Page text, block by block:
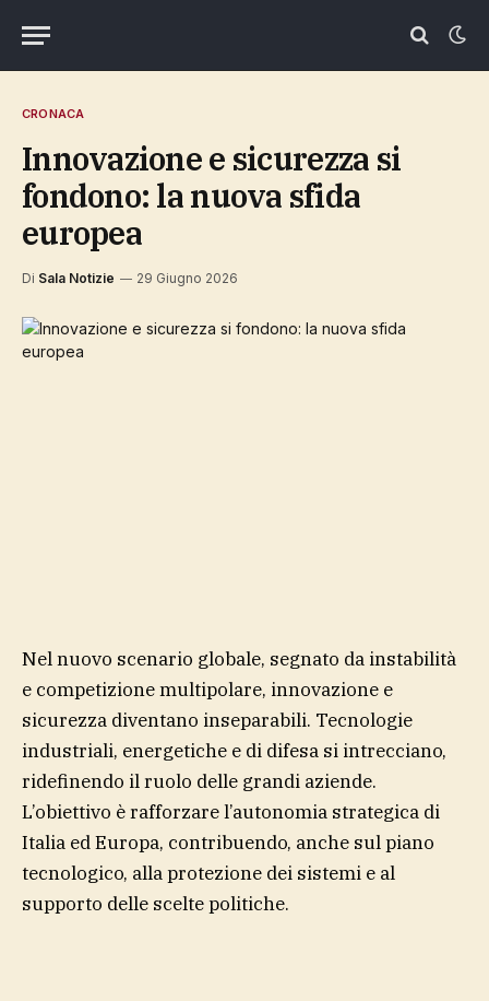
CRONACA
Innovazione e sicurezza si
fondono: la nuova sfida
europea
Di Sala Notizie 29 Giugno 2026
Nel nuovo scenario globale, segnato da instabilità
e competizione multipolare, innovazione e
sicurezza diventano inseparabili. Tecnologie
industriali, energetiche e di difesa si intrecciano,
ridefinendo il ruolo delle grandi aziende.
L’obiettivo è rafforzare l’autonomia strategica di
Italia ed Europa, contribuendo, anche sul piano
tecnologico, alla protezione dei sistemi e al
supporto delle scelte politiche.